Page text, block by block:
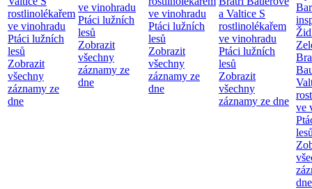
rostlinolékařem
ve vinohradu
Ptáci lužních
lesů
Zobrazit
všechny
záznamy ze
dne
ve vinohradu
Ptáci lužních
lesů
Zobrazit
všechny
záznamy ze
dne
ve vinohradu
Ptáci lužních
lesů
Zobrazit
všechny
záznamy ze
dne
a Valtice S
rostlinolékařem
ve vinohradu
Ptáci lužních
lesů
Zobrazit
všechny
záznamy ze dne
ve
dne